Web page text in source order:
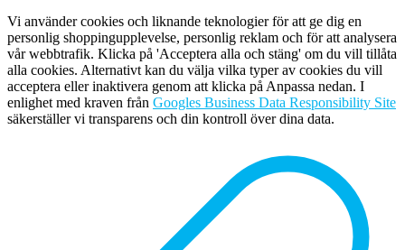
Vi använder cookies och liknande teknologier för att ge dig en
personlig shoppingupplevelse, personlig reklam och för att analysera
vår webbtrafik. Klicka på 'Acceptera alla och stäng' om du vill tillåta
alla cookies. Alternativt kan du välja vilka typer av cookies du vill
acceptera eller inaktivera genom att klicka på Anpassa nedan. I
enlighet med kraven från Googles Business Data Responsibility Site
säkerställer vi transparens och din kontroll över dina data.